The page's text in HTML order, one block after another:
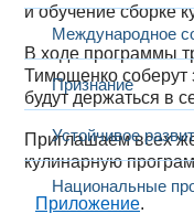
Международное
Признание
Устойчивое
Национальные
и обучение сборке
В ходе программы
Тимощенко соберут
будут держаться в
Приглашаем всех
кулинарную
Приложение.​